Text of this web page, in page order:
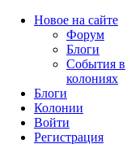
Новое на сайте
Форум
Блоги
События в
колониях
Блоги
Колонии
Войти
Peгиcтpaция